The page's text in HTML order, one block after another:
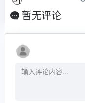
暂无评论